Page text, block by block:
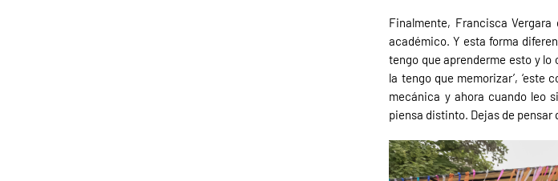
Finalmente, Francisca
académico. Y esta forma
tengo que aprenderme esto y lo
la tengo que memorizar’, ‘este
mecánica y ahora cuando leo
piensa distinto. Dejas de pensar